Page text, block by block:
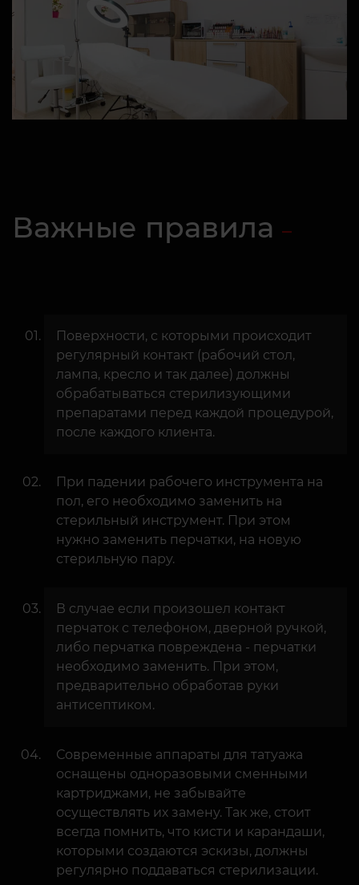
Важные правила
Поверхности, с которыми происходит
регулярный контакт (рабочий стол,
лампа, кресло и так далее) должны
обрабатываться стерилизующими
препаратами перед каждой процедурой,
после каждого клиента.
При падении рабочего инструмента на
пол, его необходимо заменить на
стерильный инструмент. При этом
нужно заменить перчатки, на новую
стерильную пару.
В случае если произошел контакт
перчаток с телефоном, дверной ручкой,
либо перчатка повреждена - перчатки
необходимо заменить. При этом,
предварительно обработав руки
антисептиком.
Современные аппараты для татуажа
оснащены одноразовыми сменными
картриджами, не забывайте
осуществлять их замену. Так же, стоит
всегда помнить, что кисти и карандаши,
которыми создаются эскизы, должны
регулярно поддаваться стерилизации.